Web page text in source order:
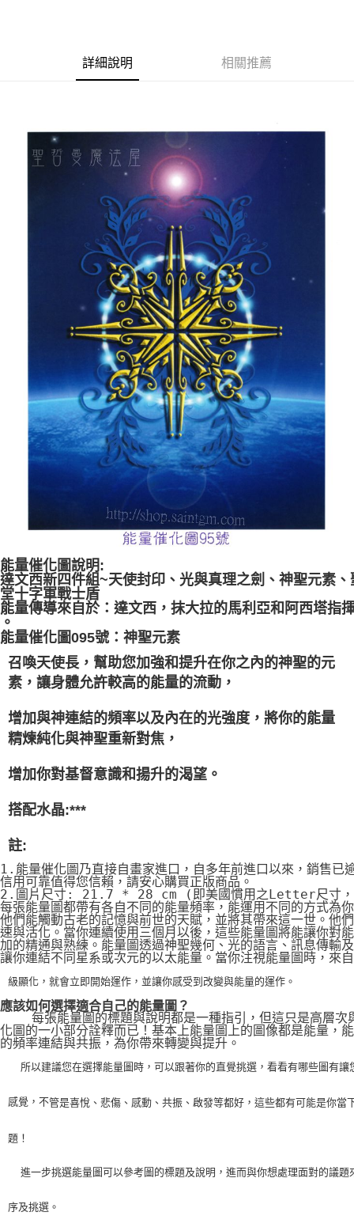
每筆NT$80，滿NT$3,000(含以上)免運費
郵局幫你送（離島）
每筆NT$80，滿NT$3,000(含以上)免運費
詳細說明 相關推薦
能量催化圖說明:
達文西新四件組~天使封印、光與真理之劍、神聖元素、
堂十字軍戰士盾
能量傳導來自於：達文西，抹大拉的馬利亞和阿西塔指
。
能量催化圖095號：神聖元素
召喚天使長，幫助您加強和提升在你之內的神聖的元
素，讓身體允許較高的能量的流動，
增加與神連結的頻率以及內在的光強度，將你的能量
精煉純化與神聖重新對焦，
增加你對基督意識和揚升的渴望。
搭配水晶:***
註:
1.能量催化圖乃直接自畫家進口，自多年前進口以來，銷售已
信用可靠值得您信賴，請安心購買正版商品。
2.圖片尺寸: 21.7 * 28 cm (即美國慣用之Letter尺寸，
每張能量圖都帶有各自不同的能量頻率，能運用不同的方式為
他們能觸動古老的記憶與前世的天賦，並將其帶來這一世。他
速與活化。當你連續使用三個月以後，這些能量圖將能讓你對
加的精通與熟練。能量圖透過神聖幾何、光的語言、訊息傳輸
讓你連結不同星系或次元的以太能量。當你注視能量圖時，來
級顯化，就會立即開始運作，並讓你感受到改變與能量的運作。
應該如何選擇適合自己的能量圖？
每張能量圖的標題與說明都是一種指引，但這只是高層次
化圖的一小部分詮釋而已！基本上能量圖上的圖像都是能量，
的頻率連結與共振，為你帶來轉變與提升。
所以建議您在選擇能量圖時，可以跟著你的直覺挑選，看看有哪些圖有讓
感覺，不管是喜悅、悲傷、感動、共振、啟發等都好，這些都有可能是你當
題！
進一步挑選能量圖可以參考圖的標題及說明，進而與你想處理面對的議題
序及挑選。